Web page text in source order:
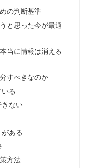
の判断基準
と思った今が最適
当に情報は消える
すべきなのか
る
きない
ある
方法